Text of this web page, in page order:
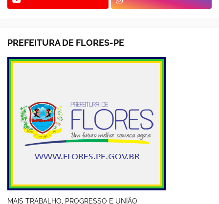
PREFEITURA DE FLORES-PE
MAIS TRABALHO, PROGRESSO E UNIÃO